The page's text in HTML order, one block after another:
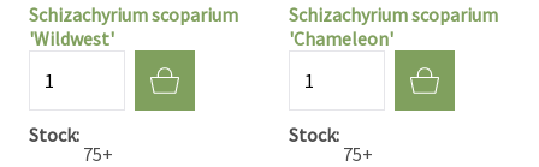
Schizachyrium scoparium
'Wildwest'
Stock
75+
Schizachyrium scoparium
'Chameleon'
Stock
75+